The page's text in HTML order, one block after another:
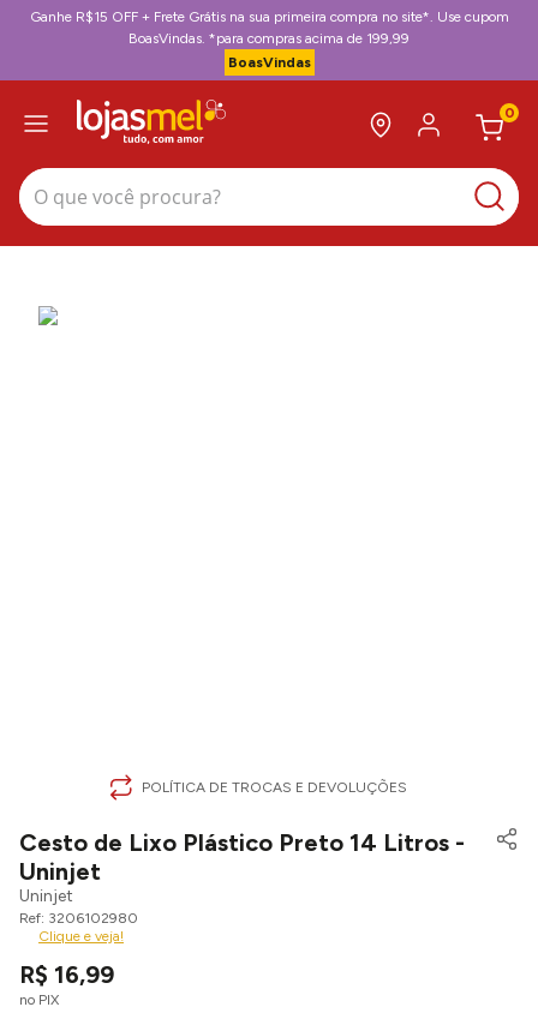
Ganhe R$15 OFF + Frete Grátis na sua primeira compra no site*. Use cupom
BoasVindas. *para compras acima de 199,99
BoasVindas
0
O que você procura?
POLÍTICA DE TROCAS E DEVOLUÇÕES
Cesto de Lixo Plástico Preto 14 Litros -
Uninjet
Uninjet
3206102980
Clique e veja!
R$ 16,99
no PIX